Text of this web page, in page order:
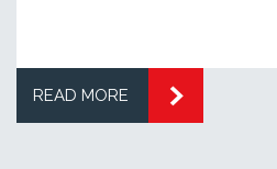
READ MORE